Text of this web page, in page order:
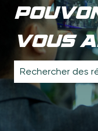
vous
Il n'y a aucune